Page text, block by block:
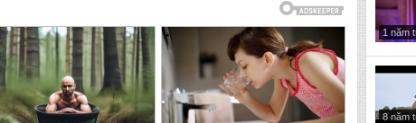
1 năm
8 năm